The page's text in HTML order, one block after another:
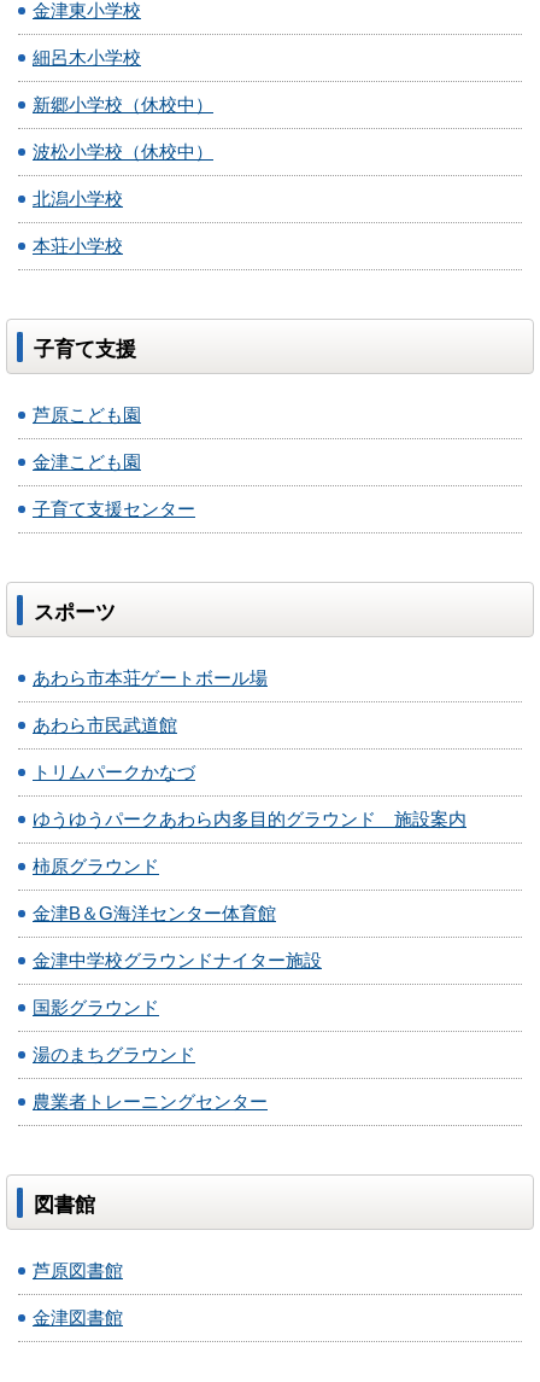
金津東小学校
細呂木小学校
新郷小学校（休校中）
波松小学校（休校中）
北潟小学校
本荘小学校
子育て支援
芦原こども園
金津こども園
子育て支援センター
スポーツ
あわら市本荘ゲートボール場
あわら市民武道館
トリムパークかなづ
ゆうゆうパークあわら内多目的グラウンド 施設案内
柿原グラウンド
金津B＆G海洋センター体育館
金津中学校グラウンドナイター施設
国影グラウンド
湯のまちグラウンド
農業者トレーニングセンター
図書館
芦原図書館
金津図書館